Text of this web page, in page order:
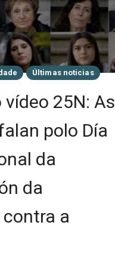
Últimas noticias
vídeo 25N: As
polo Día
da
da
a